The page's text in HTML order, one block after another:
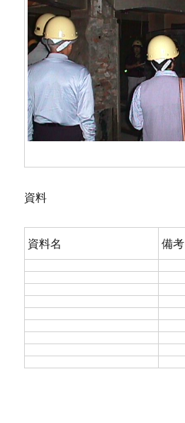
資料
資料名 備考